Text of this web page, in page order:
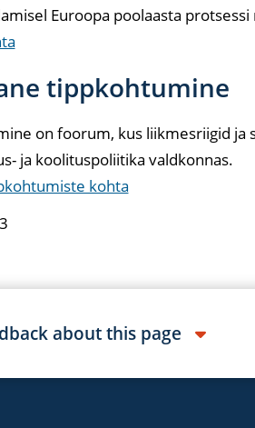
Euroopa poolaasta protsessi
tippkohtumine
on foorum, kus liikmesriigid ja
ja koolituspoliitika valdkonnas.
kohta
about this page